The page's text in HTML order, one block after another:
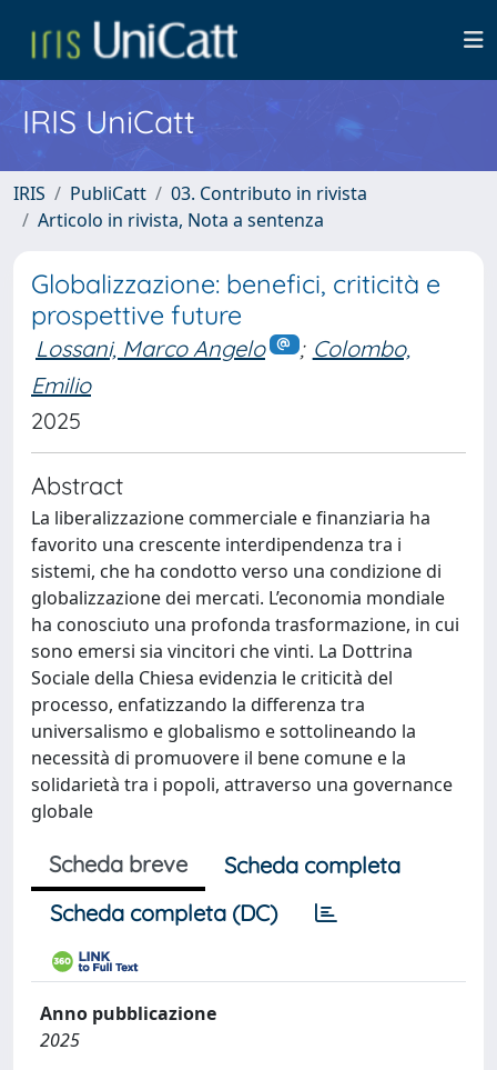
IRIS UniCatt
IRIS PubliCatt
03. Contributo in rivista
Articolo in rivista, Nota a sentenza
Globalizzazione: benefici, criticità e
prospettive future
Lossani, Marco Angelo ; Colombo,
Emilio
2025
Abstract
La liberalizzazione commerciale e finanziaria ha
favorito una crescente interdipendenza tra i
sistemi, che ha condotto verso una condizione di
globalizzazione dei mercati. L’economia mondiale
ha conosciuto una profonda trasformazione, in cui
sono emersi sia vincitori che vinti. La Dottrina
Sociale della Chiesa evidenzia le criticità del
processo, enfatizzando la differenza tra
universalismo e globalismo e sottolineando la
necessità di promuovere il bene comune e la
solidarietà tra i popoli, attraverso una governance
globale
Scheda breve
Scheda completa
Scheda completa (DC)
Anno pubblicazione
2025